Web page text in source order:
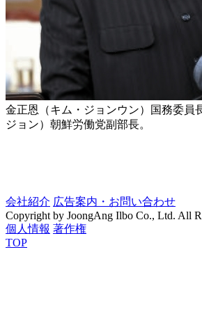
金正恩（キム・ジョンウン）国務委員
ジョン）朝鮮労働党副部長。
会社紹介 広告案内・お問い合わせ
Copyright by JoongAng Ilbo Co., Ltd. All
個人情報 著作権
TOP